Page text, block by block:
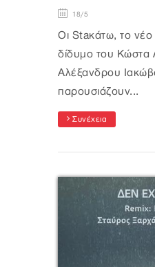
18/5
Οι Staκάτω, το νέο
δίδυμο του Κώστα
Αλέξανδρου
παρουσιάζουν...
Συνέχεια